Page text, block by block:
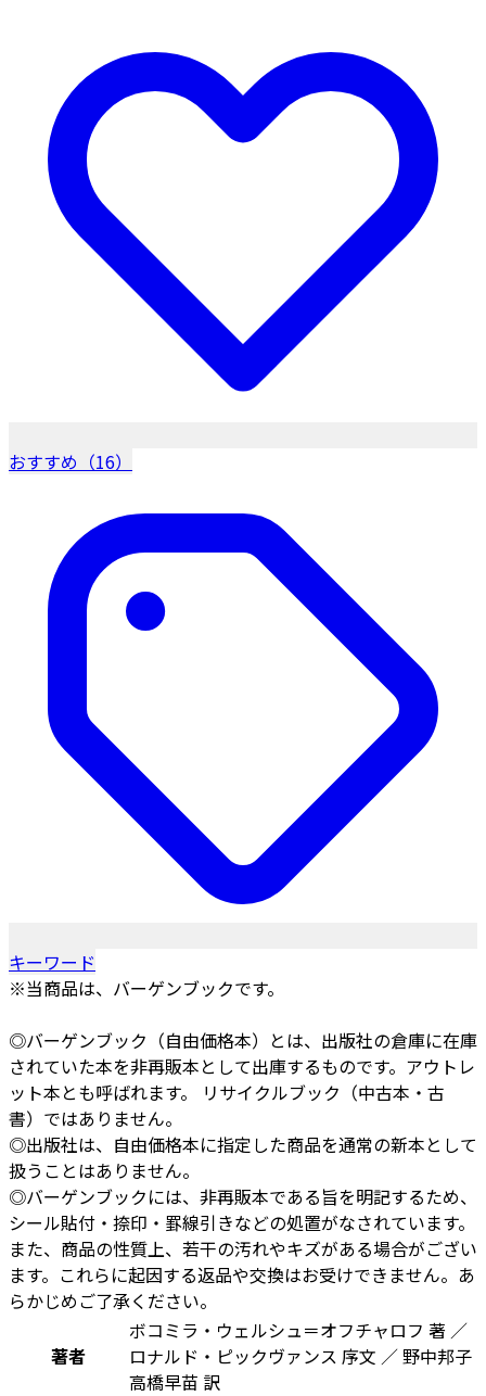
おすすめ（16）
キーワード
※当商品は、バーゲンブックです。
◎バーゲンブック（自由価格本）とは、出版社の倉庫に在庫
されていた本を非再販本として出庫するものです。アウトレ
ット本とも呼ばれます。 リサイクルブック（中古本・古
書）ではありません。
◎出版社は、自由価格本に指定した商品を通常の新本として
扱うことはありません。
◎バーゲンブックには、非再販本である旨を明記するため、
シール貼付・捺印・罫線引きなどの処置がなされています。
また、商品の性質上、若干の汚れやキズがある場合がござい
ます。これらに起因する返品や交換はお受けできません。あ
らかじめご了承ください。
著者
ボコミラ・ウェルシュ＝オフチャロフ 著 ／
ロナルド・ピックヴァンス 序文 ／ 野中邦子
高橋早苗 訳